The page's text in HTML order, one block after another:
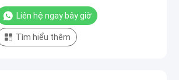
Liên hệ ngay bây giờ
Tìm hiểu thêm